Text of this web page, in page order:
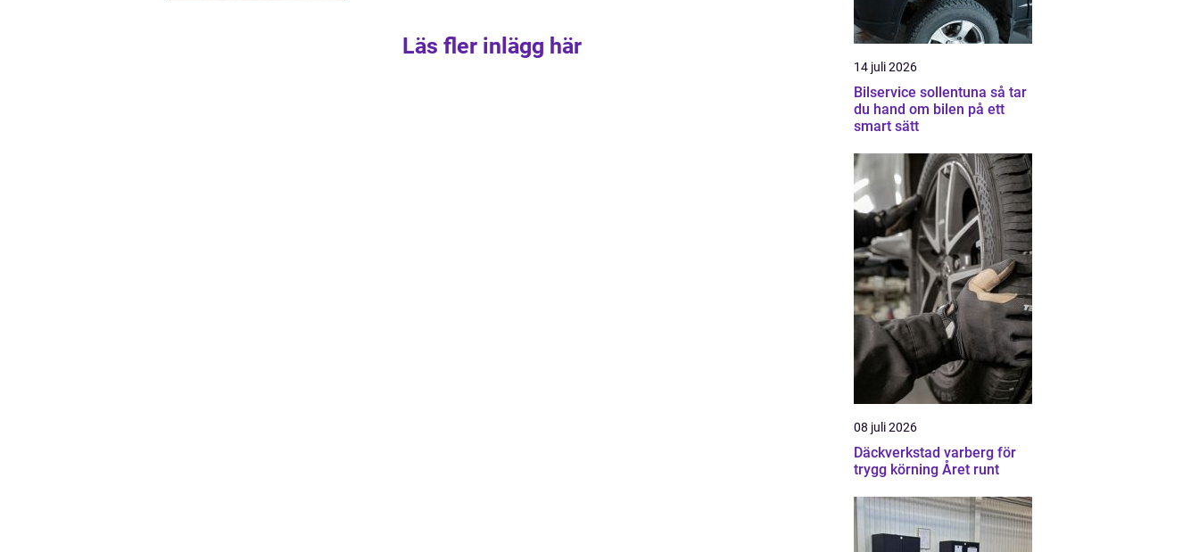
Läs fler inlägg här
14 juli 2026
Bilservice sollentuna så tar
du hand om bilen på ett
smart sätt
08 juli 2026
Däckverkstad varberg för
trygg körning Året runt